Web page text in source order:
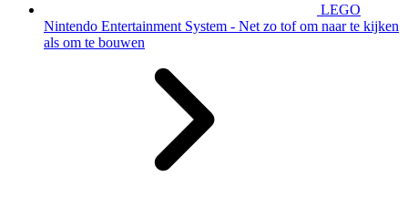
LEGO
Nintendo Entertainment System - Net zo tof om naar te kijken
als om te bouwen